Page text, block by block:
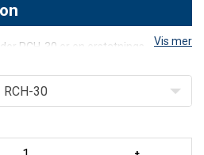
RCH-30 er en erstatningslader
Jotron Tron TR30 GMDSS og TR30
å lade både en radio med
batteri samtidig, noe som
Vis mer
RCH-30